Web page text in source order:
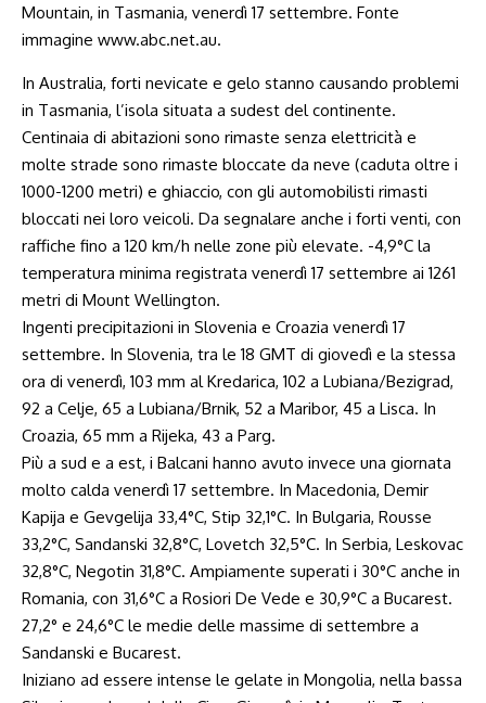
In Australia, forti nevicate e gelo stanno causando problemi
in Tasmania, l’isola situata a sudest del continente.
Centinaia di abitazioni sono rimaste senza elettricità e
molte strade sono rimaste bloccate da neve (caduta oltre i
1000-1200 metri) e ghiaccio, con gli automobilisti rimasti
bloccati nei loro veicoli. Da segnalare anche i forti venti, con
raffiche fino a 120 km/h nelle zone più elevate. -4,9°C la
temperatura minima registrata venerdì 17 settembre ai 1261
metri di Mount Wellington.
Ingenti precipitazioni in Slovenia e Croazia venerdì 17
settembre. In Slovenia, tra le 18 GMT di giovedì e la stessa
ora di venerdì, 103 mm al Kredarica, 102 a Lubiana/Bezigrad,
92 a Celje, 65 a Lubiana/Brnik, 52 a Maribor, 45 a Lisca. In
Croazia, 65 mm a Rijeka, 43 a Parg.
Più a sud e a est, i Balcani hanno avuto invece una giornata
molto calda venerdì 17 settembre. In Macedonia, Demir
Kapija e Gevgelija 33,4°C, Stip 32,1°C. In Bulgaria, Rousse
33,2°C, Sandanski 32,8°C, Lovetch 32,5°C. In Serbia, Leskovac
32,8°C, Negotin 31,8°C. Ampiamente superati i 30°C anche in
Romania, con 31,6°C a Rosiori De Vede e 30,9°C a Bucarest.
27,2° e 24,6°C le medie delle massime di settembre a
Sandanski e Bucarest.
Iniziano ad essere intense le gelate in Mongolia, nella bassa